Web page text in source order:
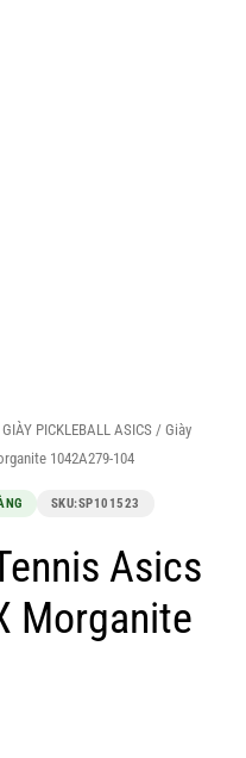
GIÀY PICKLEBALL ASICS / Giày
1042A279-104
SKU:SP101523
Asics
Morganite